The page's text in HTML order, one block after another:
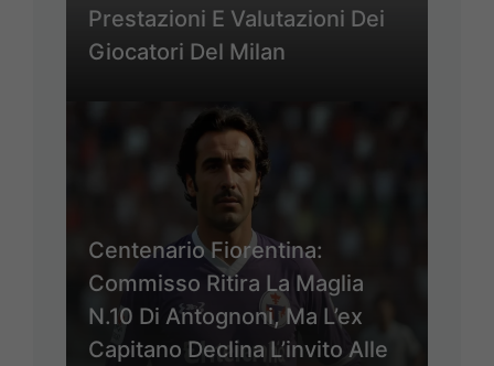
Prestazioni E Valutazioni Dei
Giocatori Del Milan
Centenario Fiorentina:
Commisso Ritira La Maglia
N.10 Di Antognoni, Ma L’ex
Capitano Declina L’invito Alle